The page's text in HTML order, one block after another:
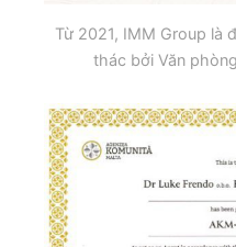
Từ 2021, IMM Group là
thác bởi Văn